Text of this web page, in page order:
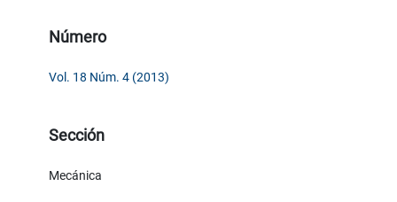
Número
Vol. 18 Núm. 4 (2013)
Sección
Mecánica